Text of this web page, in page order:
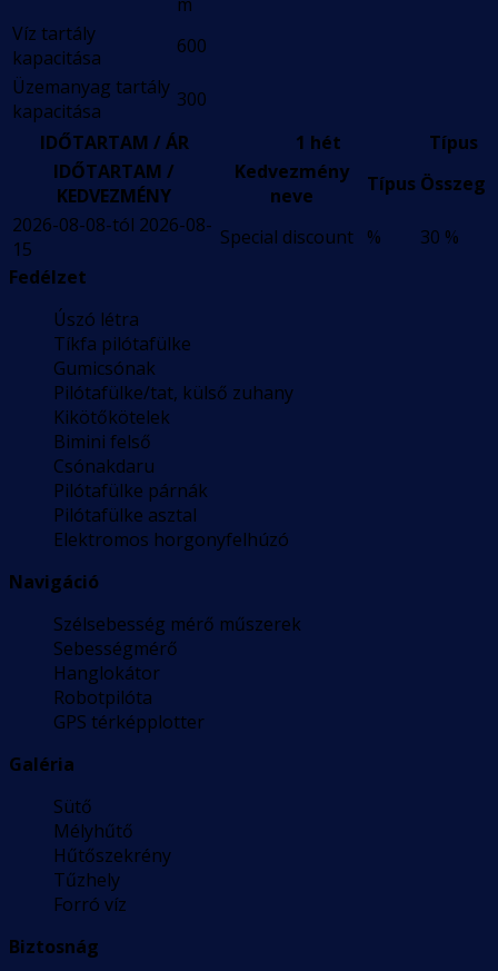
m
Víz tartály
kapacitása
600
Üzemanyag tartály
kapacitása
300
IDŐTARTAM / ÁR
1 hét
Típus
IDŐTARTAM /
KEDVEZMÉNY
Kedvezmény
neve
Típus Összeg
2026-08-08-tól 2026-08-
15
Special discount %
30 %
Fedélzet
Úszó létra
Tíkfa pilótafülke
Gumicsónak
Pilótafülke/tat, külső zuhany
Kikötőkötelek
Bimini felső
Csónakdaru
Pilótafülke párnák
Pilótafülke asztal
Elektromos horgonyfelhúzó
Navigáció
Szélsebesség mérő műszerek
Sebességmérő
Hanglokátor
Robotpilóta
GPS térképplotter
Galéria
Sütő
Mélyhűtő
Hűtőszekrény
Tűzhely
Forró víz
Biztosnág